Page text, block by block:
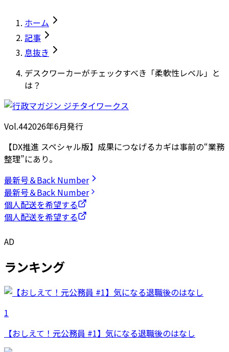
ホーム
記事
息抜き
デスクワーカーがチェックすべき「柔軟性レベル」と
は？
Vol.442026年6月発行
【DX推進 スペシャル版】成果につなげるカギは事前の“業務
整理”にあり。
最新号＆Back Number
最新号＆Back Number
個人配送を希望する
個人配送を希望する
AD
ランキング
1
【おしえて！元公務員 #1】気になる退職後のはなし